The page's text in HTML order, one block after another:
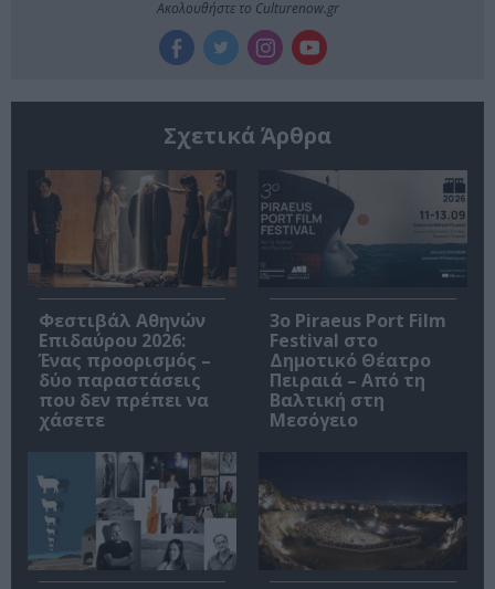
Ακολουθήστε το Culturenow.gr
Σχετικά Άρθρα
Φεστιβάλ Αθηνών
Επιδαύρου 2026:
Ένας προορισμός –
δύο παραστάσεις
που δεν πρέπει να
χάσετε
3o Piraeus Port Film
Festival στο
Δημοτικό Θέατρο
Πειραιά – Από τη
Βαλτική στη
Μεσόγειο